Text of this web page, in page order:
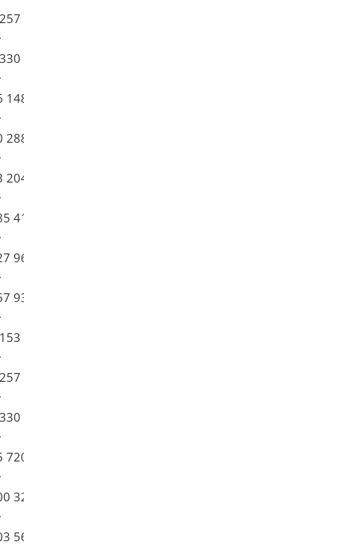
200
100
148
288
204
410
960
930
700
200
100
720
320
560